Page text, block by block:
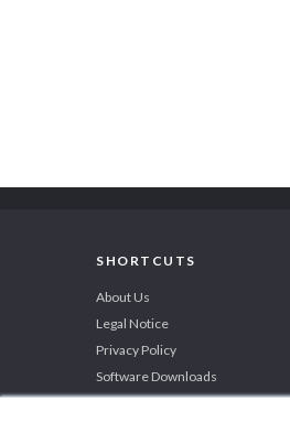
SHORTCUTS
About Us
Legal Notice
Privacy Policy
Software Downloads